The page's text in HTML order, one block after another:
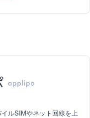
ルSIMやネット回線を上